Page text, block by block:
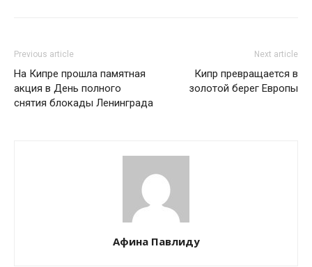
Previous article
На Кипре прошла памятная
акция в День полного
снятия блокады Ленинграда
Next article
Кипр превращается в
золотой берег Европы
Афина Павлиду